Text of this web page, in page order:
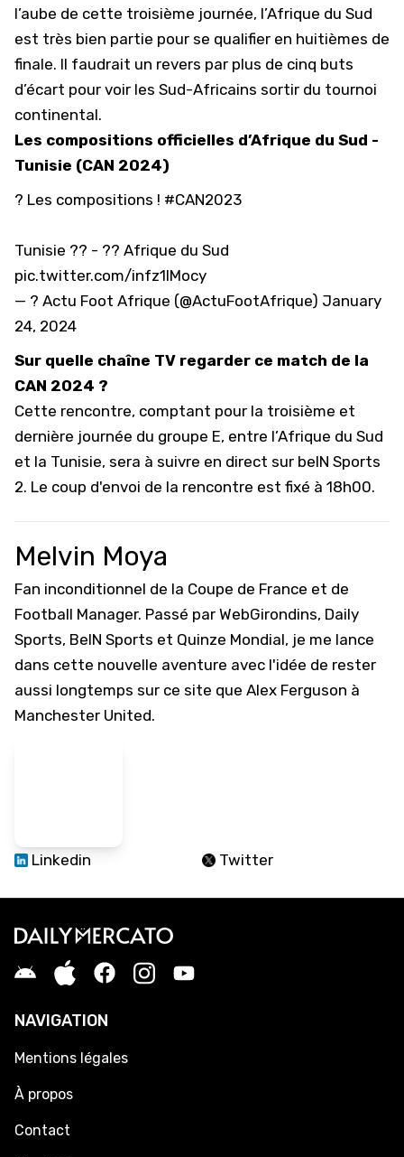
l’aube de cette troisième journée, l’Afrique du Sud
est très bien partie pour se qualifier en huitièmes de
finale. Il faudrait un revers par plus de cinq buts
d’écart pour voir les Sud-Africains sortir du tournoi
continental.
Les compositions officielles d’Afrique du Sud -
Tunisie (CAN 2024)
? Les compositions ! #CAN2023
Tunisie ?? - ?? Afrique du Sud
pic.twitter.com/infz1IMocy
— ? Actu Foot Afrique (@ActuFootAfrique) January
24, 2024
Sur quelle chaîne TV regarder ce match de la
CAN 2024 ?
Cette rencontre, comptant pour la troisième et
dernière journée du groupe E, entre l’Afrique du Sud
et la Tunisie, sera à suivre en direct sur beIN Sports
2. Le coup d'envoi de la rencontre est fixé à 18h00.
Melvin Moya
Fan inconditionnel de la Coupe de France et de
Football Manager. Passé par WebGirondins, Daily
Sports, BeIN Sports et Quinze Mondial, je me lance
dans cette nouvelle aventure avec l'idée de rester
aussi longtemps sur ce site que Alex Ferguson à
Manchester United.
Linkedin Twitter
NAVIGATION
Mentions légales
À propos
Contact